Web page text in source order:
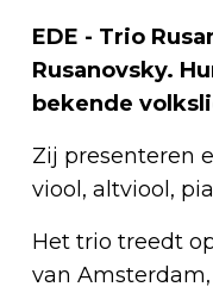
EDE - Trio
Rusanovsky.
bekende
Zij presenteren
viool, altviool,
Het trio treedt
van